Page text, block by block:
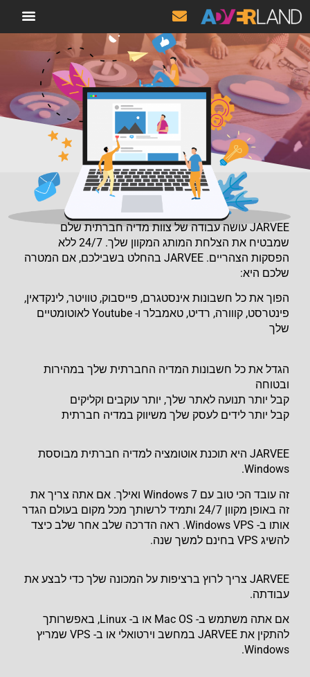
Jarvee
JARVEE עושה עבודה של צוות מדיה חברתית שלם
שמבטיח את הצלחת המותג המקוון שלך. 24/7 ללא
הפסקות הצהריים. JARVEE בהחלט בשבילכם, אם המטרה
שלכם היא:
הפוך את כל חשבונות אינסטגרם, פייסבוק, טוויטר, לינקדאין,
פינטרסט, קווורה, רדיט, טאמבלר ו- Youtube לאוטומטיים
שלך
הגדל את כל חשבונות המדיה החברתית שלך במהירות
ובטוחה
קבל יותר תנועה לאתר שלך, יותר עוקבים וקליקים
קבל יותר לידים לעסק שלך משיווק במדיה חברתית
JARVEE היא תוכנת אוטומציה למדיה חברתית מבוססת
Windows.
זה עובד הכי טוב עם Windows 7 ואילך. אם אתה צריך את
זה באופן מקוון 24/7 ותמיד לרשותך מכל מקום בעולם הגדר
אותו ב- Windows VPS. ראה הדרכה שלב אחר שלב כיצד
להשיג VPS בחינם למשך שנה.
JARVEE צריך לרוץ ברציפות על המכונה שלך כדי לבצע את
עבודתה.
אם אתה משתמש ב- Mac OS או ב- Linux, באפשרותך
להתקין את JARVEE במחשב וירטואלי או ב- VPS שמריץ
Windows.